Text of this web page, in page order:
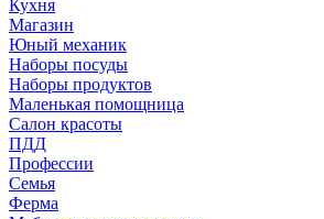
Кухня
Магазин
Юный механик
Наборы посуды
Наборы продуктов
Маленькая помощница
Салон красоты
ПДД
Профессии
Семья
Ферма